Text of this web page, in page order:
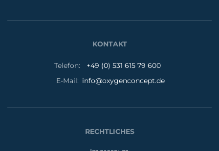
KONTAKT
Telefon:
+49 (0) 531 615 79 600
E-Mail: info@oxygenconcept.de
RECHTLICHES